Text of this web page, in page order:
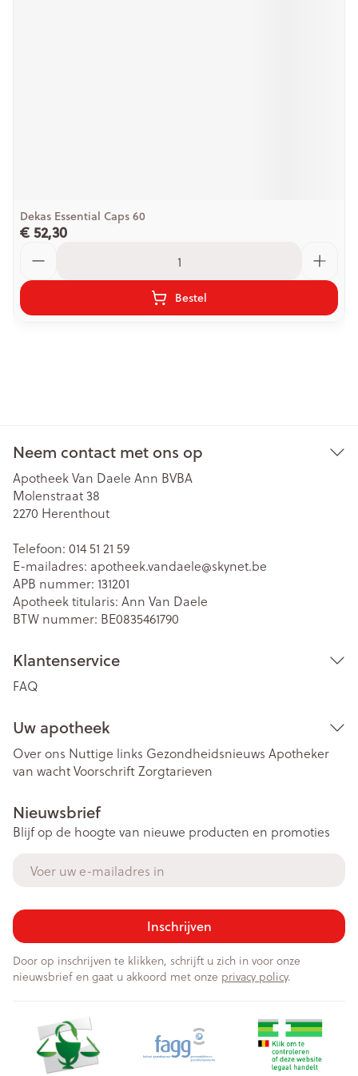
Dekas Essential Caps 60
€ 52,30
Bestel
Neem contact met ons op
Apotheek Van Daele Ann BVBA
Molenstraat 38
2270 Herenthout
Telefoon: 014 51 21 59
E-mailadres: apotheek.vandaele@skynet.be
APB nummer: 131201
Apotheek titularis: Ann Van Daele
BTW nummer: BE0835461790
Klantenservice
FAQ
Uw apotheek
Over ons Nuttige links Gezondheidsnieuws Apotheker
van wachtVoorschriftZorgtarieven
Nieuwsbrief
Blijf op de hoogte van nieuwe producten en promoties
Inschrijven
Door op inschrijven te klikken, schrijft u zich in voor onze
nieuwsbrief en gaat u akkoord met onze privacy policy.